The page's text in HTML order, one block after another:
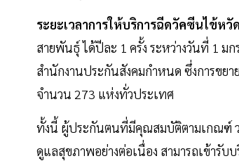
ระยะเวลาการให้บริการฉีดวัคซีนไข้ห
สายพันธุ์ ได้ปีละ 1 ครั้ง ระหว่างวันที่ 1
สำนักงานประกันสังคมกำหนด ซึ่งการขยา
จำนวน 273 แห่งทั่วประเทศ
ทั้งนี้ ผู้ประกันตนที่มีคุณสมบัติตามเกณฑ์ ว
ดูแลสุขภาพอย่างต่อเนื่อง สามารถเข้ารับ